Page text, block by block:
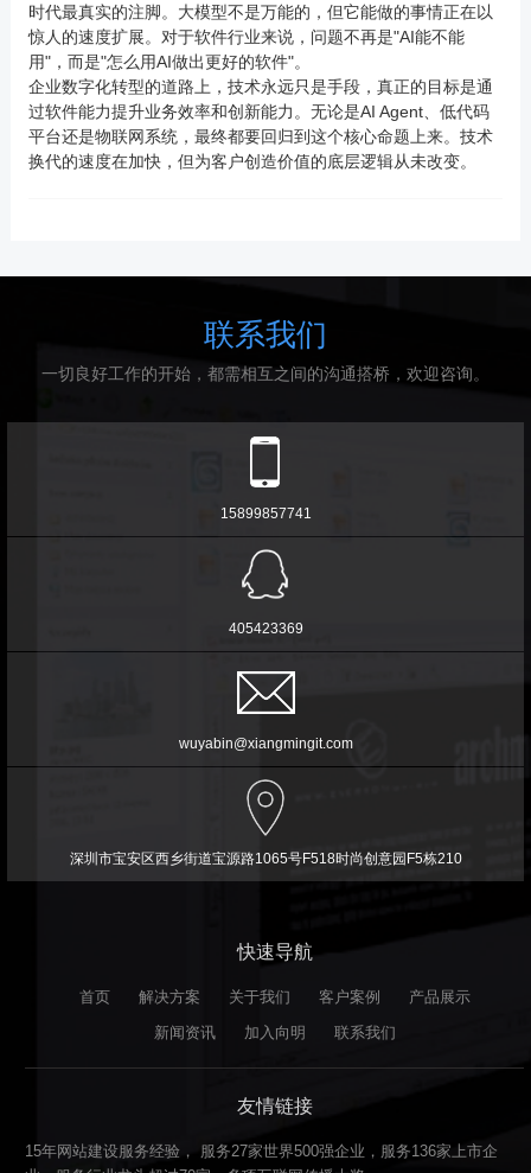
时代最真实的注脚。大模型不是万能的，但它能做的事情正在以
惊人的速度扩展。对于软件行业来说，问题不再是"AI能不能
用"，而是"怎么用AI做出更好的软件"。
企业数字化转型的道路上，技术永远只是手段，真正的目标是通
过软件能力提升业务效率和创新能力。无论是AI Agent、低代码
平台还是物联网系统，最终都要回归到这个核心命题上来。技术
换代的速度在加快，但为客户创造价值的底层逻辑从未改变。
联系我们
一切良好工作的开始，都需相互之间的沟通搭桥，欢迎咨询。
15899857741
405423369
wuyabin@xiangmingit.com
深圳市宝安区西乡街道宝源路1065号F518时尚创意园F5栋210
快速导航
首页 解决方案 关于我们 客户案例
产品展示
新闻资讯
加入向明 联系我们
友情链接
15年网站建设服务经验， 服务27家世界500强企业，服务136家上市企